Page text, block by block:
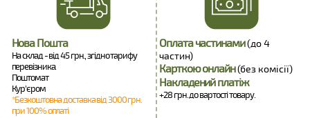
Нова Пошта
На склад - від 45 грн., згідно тарифу
перевізника.
Поштомат
Кур'єром
*Безкоштовна доставка від 3000 грн.
при 100% оплаті
Оплата частинами(до 4
частин)
Карткою онлайн(без комісії)
Накладений платіж
+28 грн. до вартості товару.